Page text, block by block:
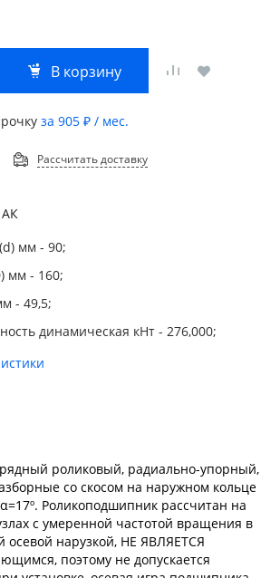
В корзину
за 905 ₽ / мес.
Рассчитать доставку
мм - 90;
мм - 160;
- 49,5;
динамическая кНт - 276,000;
роликовый, радиально-упорный,
со скосом на наружном кольце
Роликоподшипник рассчитан на
с умеренной частотой вращения в
осевой нарузкой, НЕ ЯВЛЯЕТСЯ
поэтому не допускается